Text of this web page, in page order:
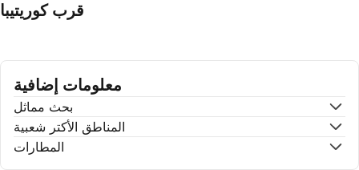
قرب كوريتيبا
معلومات إضافية
بحث مماثل
المناطق الأكتر شعبية
المطارات